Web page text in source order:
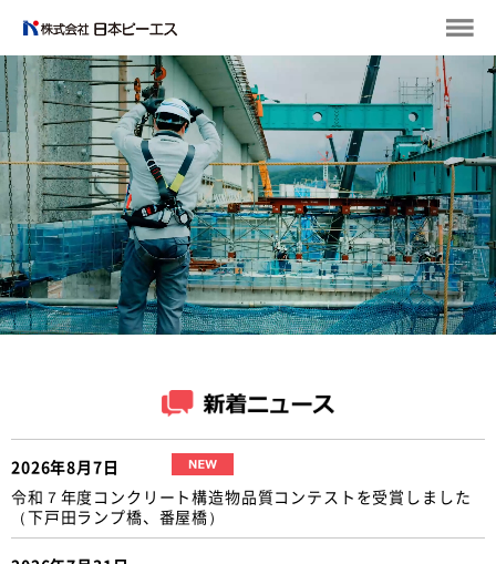
2026年8月7日
令和７年度コンクリート構造物品質コンテストを受賞しました
（下戸田ランプ橋、番屋橋）